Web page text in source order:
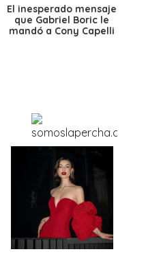
El inesperado mensaje
que Gabriel Boric le
mandó a Cony Capelli